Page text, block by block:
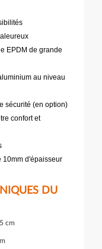
EPDM de grande
au niveau
sécurité (en option)
confort et
10mm d'épaisseur
DU
cm